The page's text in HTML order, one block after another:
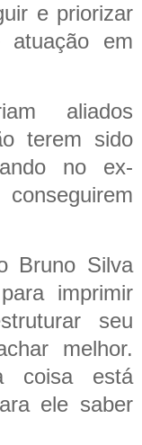
e priorizar
atuação em
aliados
terem sido
no ex-
Bruno Silva
imprimir
seu
melhor.
coisa está
ele saber